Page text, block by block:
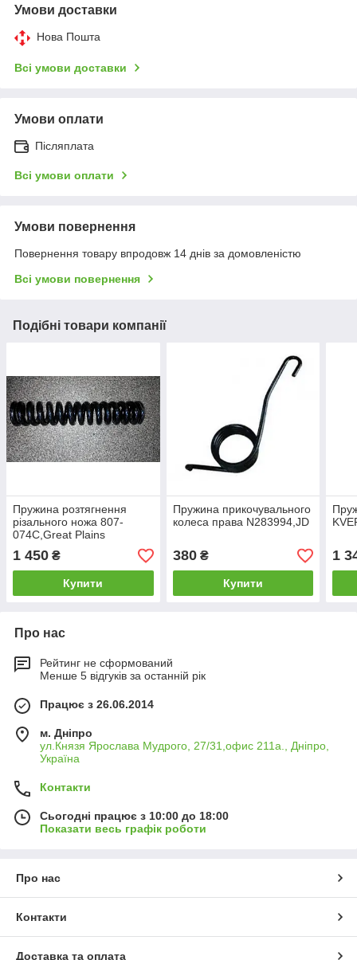
Умови доставки
Нова Пошта
Всі умови доставки
Умови оплати
Післяплата
Всі умови оплати
Умови повернення
Повернення товару впродовж 14 днів за домовленістю
Всі умови повернення
Подібні товари компанії
Пружина розтягнення
різального ножа 807-
074C,Great Plains
1 450 ₴
Купити
Пружина прикочувального
колеса права N283994,JD
380₴
Купити
1
Про нас
Рейтинг не сформований
Менше 5 відгуків за останній рік
Працює з 26.06.2014
м. Дніпро
ул.Князя Ярослава Мудрого, 27/31,офис 211а., Дніпро,
Україна
Контакти
Сьогодні працює з 10:00 до 18:00
Показати весь графік роботи
Про нас
Контакти
Доставка та оплата